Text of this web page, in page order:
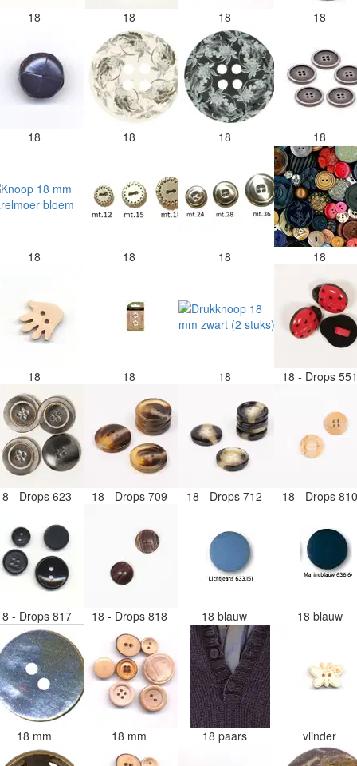
18 18 18 18
18 18 18 18
18 18 18 18
18 18 18 18 - Drops
- Drops 623 18 - Drops 709 18 - Drops 712 18 - Drops
- Drops 817 18 - Drops 818 18 blauw 18 blauw
18 mm 18 mm 18 paars vlinder